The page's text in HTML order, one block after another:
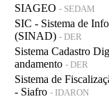
SIAGEO - SEDAM
SIC - Sistema de
(SINAD) - DER
Sistema Cadastro
andamento - DER
Sistema de
- Siafro - IDARON